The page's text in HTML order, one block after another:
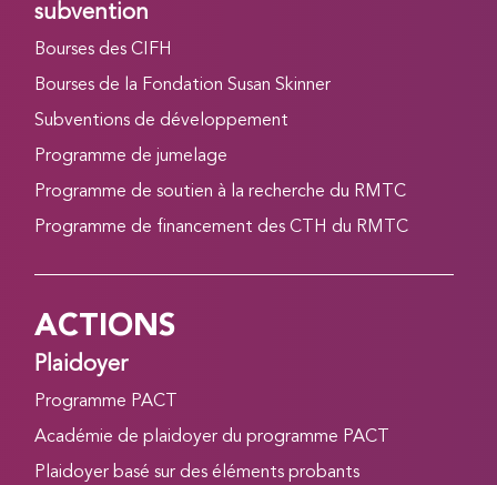
subvention
Bourses des CIFH
Bourses de la Fondation Susan Skinner
Subventions de développement
Programme de jumelage
Programme de soutien à la recherche du RMTC
Programme de financement des CTH du RMTC
ACTIONS
Plaidoyer
Programme PACT
Académie de plaidoyer du programme PACT
Plaidoyer basé sur des éléments probants